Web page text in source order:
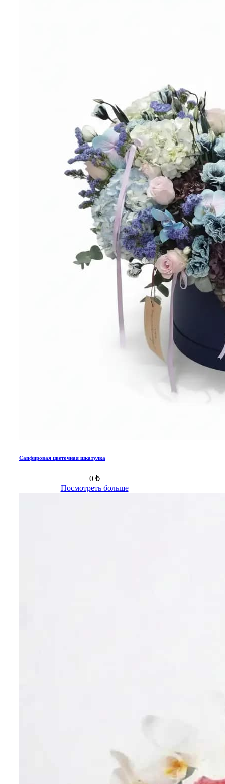
Сапфировая цветочная шкатулка
0 ₺
Посмотреть больше